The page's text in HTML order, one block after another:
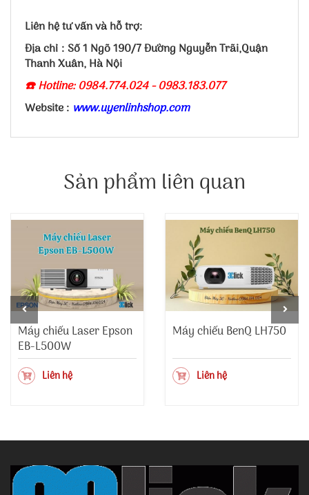
Liên hệ tư vấn và hỗ trợ:
Địa chỉ : Số 1 Ngõ 190/7 Đường Nguyễn Trãi,Quận
Thanh Xuân, Hà Nội
☎️ Hotline: 0984.774.024 - 0983.183.077
Website : www.uyenlinhshop.com
Sản phẩm liên quan
Máy chiếu Laser Epson
EB-L500W
Liên hệ
Máy chiếu BenQ LH750
Liên hệ